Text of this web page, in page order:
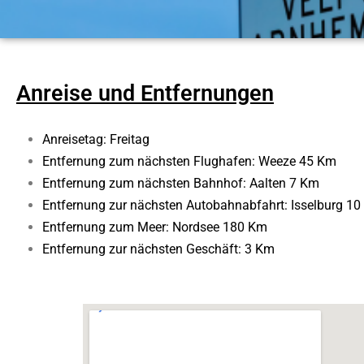
Anreise und Entfernungen
Anreisetag: Freitag
Entfernung zum nächsten Flughafen: Weeze 45 Km
Entfernung zum nächsten Bahnhof: Aalten 7 Km
Entfernung zur nächsten Autobahnabfahrt: Isselburg 10
Entfernung zum Meer: Nordsee 180 Km
Entfernung zur nächsten Geschäft: 3 Km